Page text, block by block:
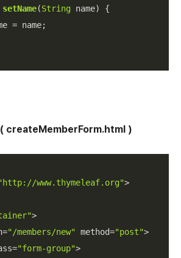
setName(String name)
{
= name;
( createMemberForm.html )
www.thymeleaf.org">
>
"/members/new" method="post">
"form-group">